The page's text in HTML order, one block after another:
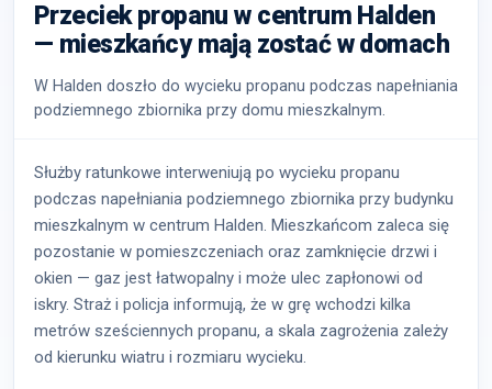
Przeciek propanu w centrum Halden
— mieszkańcy mają zostać w domach
W Halden doszło do wycieku propanu podczas napełniania
podziemnego zbiornika przy domu mieszkalnym.
Służby ratunkowe interweniują po wycieku propanu
podczas napełniania podziemnego zbiornika przy budynku
mieszkalnym w centrum Halden. Mieszkańcom zaleca się
pozostanie w pomieszczeniach oraz zamknięcie drzwi i
okien — gaz jest łatwopalny i może ulec zapłonowi od
iskry. Straż i policja informują, że w grę wchodzi kilka
metrów sześciennych propanu, a skala zagrożenia zależy
od kierunku wiatru i rozmiaru wycieku.